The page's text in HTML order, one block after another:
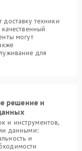
техники
могут
для
решение и
и инструментов,
данными:
и